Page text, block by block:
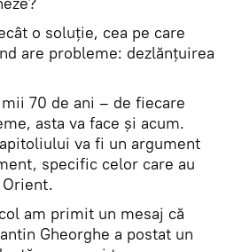
o soluție, cea pe care
are probleme: dezlănțuirea
70 de ani – de fiecare
asta va face și acum.
va fi un argument
specific celor care au
am primit un mesaj că
Gheorghe a postat un